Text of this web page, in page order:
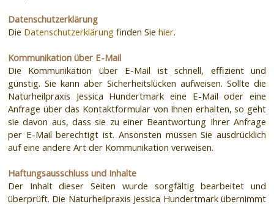
Datenschutzerklärung
Die Datenschutzerklärung finden Sie hier.
Kommunikation über E-Mail
Die Kommunikation über E-Mail ist schnell, effizient und
günstig. Sie kann aber Sicherheitslücken aufweisen. Sollte die
Naturheilpraxis Jessica Hundertmark eine E-Mail oder eine
Anfrage über das Kontaktformular von Ihnen erhalten, so geht
sie davon aus, dass sie zu einer Beantwortung Ihrer Anfrage
per E-Mail berechtigt ist. Ansonsten müssen Sie ausdrücklich
auf eine andere Art der Kommunikation verweisen.
Haftungsausschluss und Inhalte
Der Inhalt dieser Seiten wurde sorgfältig bearbeitet und
überprüft. Die Naturheilpraxis Jessica Hundertmark übernimmt